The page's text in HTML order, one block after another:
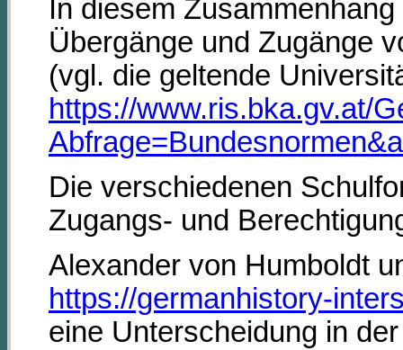
In diesem
Übergänge und Zugänge
(vgl. die geltende
https://www.ris.bka.gv.at/
Die verschiedenen
Zugangs- und
Alexander von Humboldt
https://germanhistory-
eine Unterscheidung in